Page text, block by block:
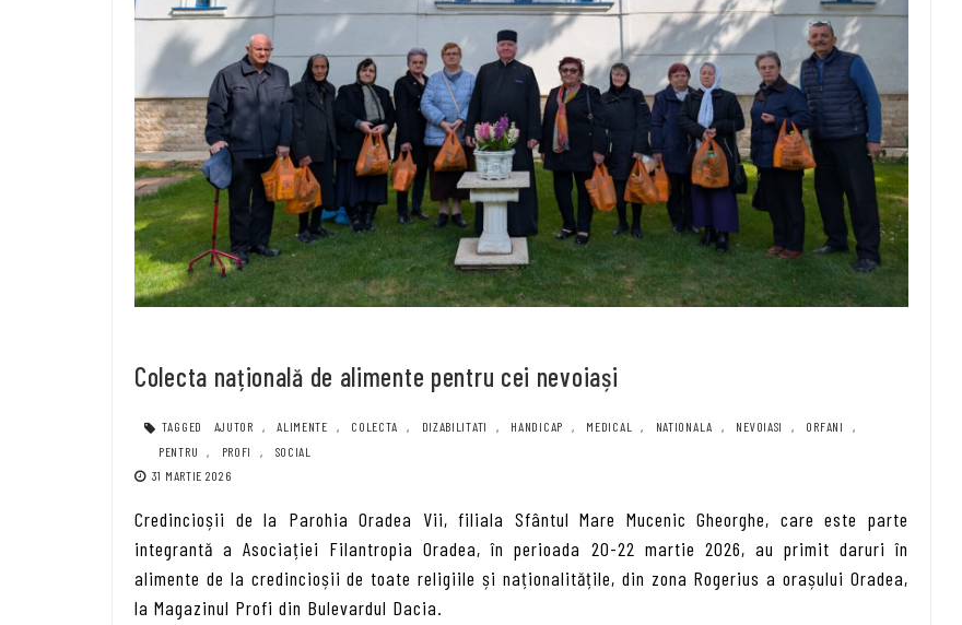
Colecta națională de alimente pentru cei nevoiași
TAGGED AJUTOR , ALIMENTE , COLECTA , DIZABILITATI , HANDICAP , MEDICAL , NATIONALA , NEVOIASI , ORFANI
,
PENTRU
, PROFI ,
SOCIAL
31 MARTIE 2026
Credincioșii de la Parohia Oradea Vii, filiala Sfântul Mare Mucenic Gheorghe, care este parte
integrantă a Asociației Filantropia Oradea, în perioada 20-22 martie 2026, au primit daruri în
alimente de la credincioșii de toate religiile și naționalitățile, din zona Rogerius a orașului Oradea,
la Magazinul Profi din Bulevardul Dacia.